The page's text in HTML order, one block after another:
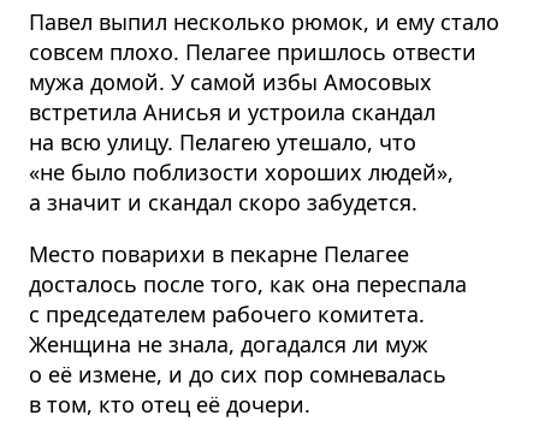
Павел выпил несколько рюмок, и ему стало
совсем плохо. Пелагее пришлось отвести
мужа домой. У самой избы Амосовых
встретила Анисья и устроила скандал
на всю улицу. Пелагею утешало, что
«не было поблизости хороших людей»,
а значит и скандал скоро забудется.
Место поварихи в пекарне Пелагее
досталось после того, как она переспала
с председателем рабочего комитета.
Женщина не знала, догадался ли муж
о её измене, и до сих пор сомневалась
в том, кто отец её дочери.